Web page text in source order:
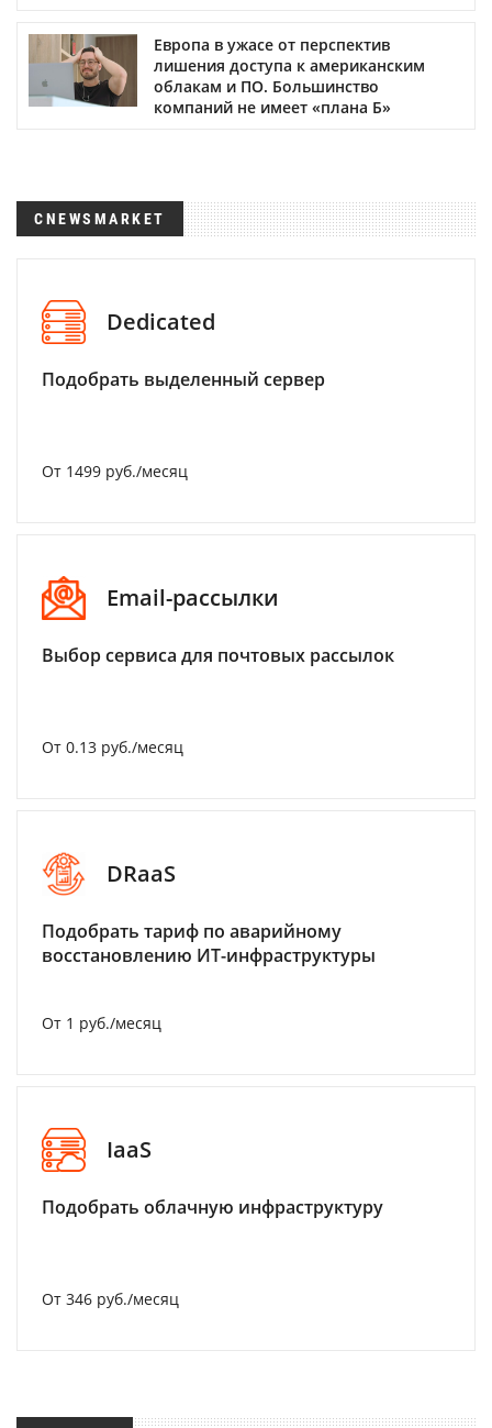
Европа в ужасе от перспектив
лишения доступа к американским
облакам и ПО. Большинство
компаний не имеет «плана Б»
CNEWSMARKET
Dedicated
Подобрать выделенный сервер
От 1499 руб./месяц
Email-рассылки
Выбор сервиса для почтовых рассылок
От 0.13 руб./месяц
DRaaS
Подобрать тариф по аварийному
восстановлению ИТ-инфраструктуры
От 1 руб./месяц
IaaS
Подобрать облачную инфраструктуру
От 346 руб./месяц